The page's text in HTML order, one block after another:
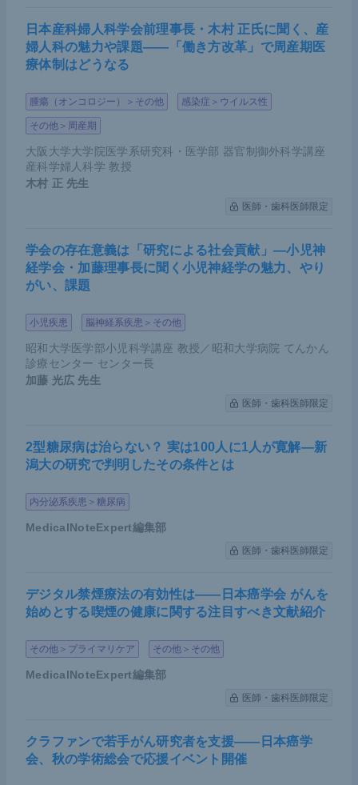
日本産科婦人科学会前理事長・木村 正氏に聞く、産
婦人科の魅力や課題――「働き方改革」で周産期医
療体制はどうなる
腫瘍（オンコロジー）＞その他 感染症＞ウイルス性
その他＞周産期
大阪大学大学院医学系研究科・医学部 器官制御外科学講座
産科学婦人科学 教授
木村 正 先生
医師・歯科医師限定
学会の存在意義は「研究による社会貢献」―小児神
経学会・加藤理事長に聞く小児神経学の魅力、やり
がい、課題
小児疾患 脳神経系疾患＞その他
昭和大学医学部小児科学講座 教授／昭和大学病院 てんかん
診療センター センター長
加藤 光広 先生
医師・歯科医師限定
2型糖尿病は治らない？ 実は100人に1人が寛解―新
潟大の研究で判明したその条件とは
内分泌系疾患＞糖尿病
MedicalNoteExpert編集部
医師・歯科医師限定
デジタル禁煙療法の有効性は――日本癌学会 がんを
始めとする喫煙の健康に関する注目すべき文献紹介
その他＞プライマリケア その他＞その他
MedicalNoteExpert編集部
医師・歯科医師限定
クラファンで若手がん研究者を支援――日本癌学
会、秋の学術総会で応援イベント開催